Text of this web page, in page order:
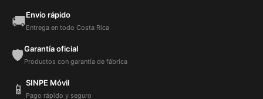
🚚Envío rápido
Entrega en todo Costa Rica
🛡️Garantía oficial
Productos con garantía de fábrica
📱 SINPE Móvil
Pago rápido y seguro